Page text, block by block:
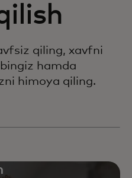
qiling, xavfni
hamda
himoya qiling.